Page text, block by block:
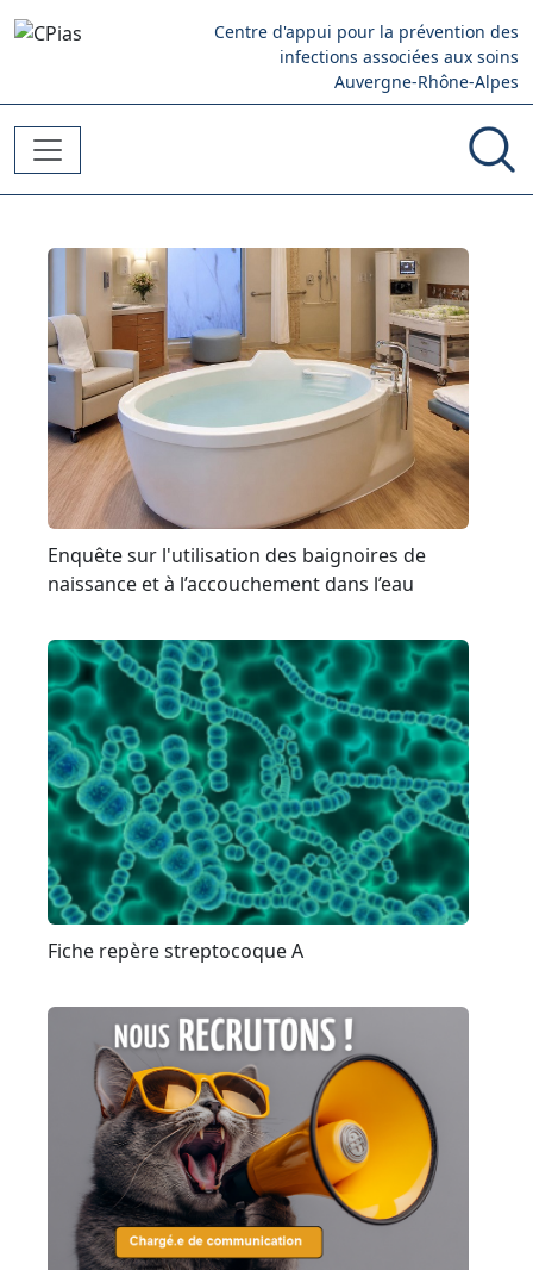
Aller au contenu principal
Centre d'appui pour la prévention des
infections associées aux soins
Auvergne-Rhône-Alpes
Enquête sur l'utilisation des baignoires de
naissance et à l’accouchement dans l’eau
Fiche repère streptocoque A